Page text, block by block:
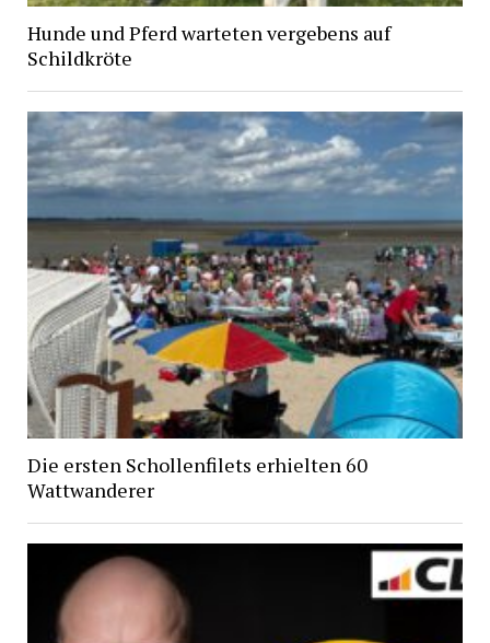
Hunde und Pferd warteten vergebens auf
Schildkröte
Die ersten Schollenfilets erhielten 60
Wattwanderer